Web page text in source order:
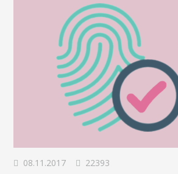
08.11.2017 22393